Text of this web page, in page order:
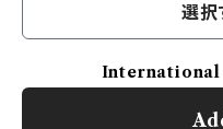
選択
International